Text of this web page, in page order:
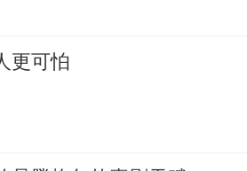
更可怕